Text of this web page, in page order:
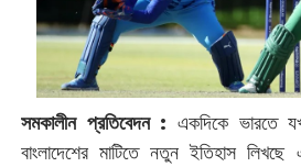
সমকালীন প্রতিবেদন : একদিকে ভারতে
বাংলাদেশের মাটিতে নতুন ইতিহাস